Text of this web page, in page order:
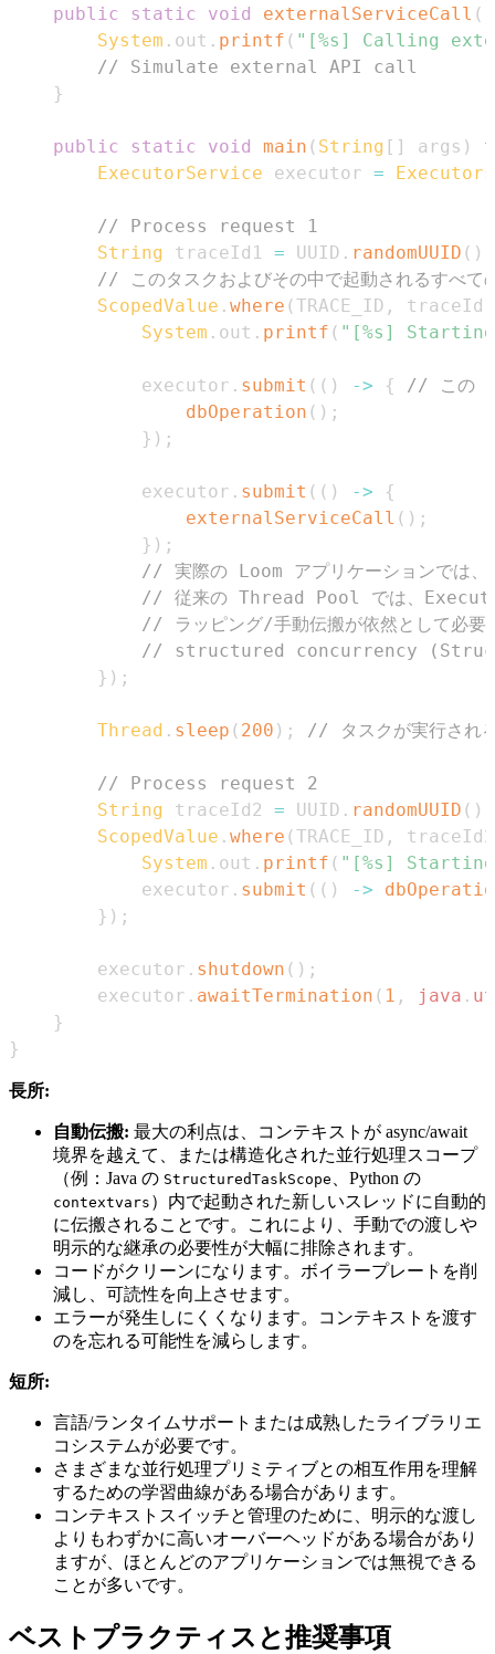
public static void externalServiceCall (
System . out . printf ( "[%s] Calling
// Simulate external API call
}
public static void main ( String [ ] args )
ExecutorService executor = Executors
// Process request 1
String traceId1 = UUID . randomUUID ( )
// このタスクおよびその中で起動されるすべ
ScopedValue . where (TRACE_ID ,
traceId1
System . out . printf ( "[%s] Starting
            executor
. submit ( ( ) -> {
// この
dbOperation ( ) ;
} ) ;
            executor
. submit ( ( ) ->
{
externalServiceCall ( ) ;
} ) ;
// 実際の Loom アプリケーションでは
// 従来の Thread Pool では、
// ラッピング/手動伝搬が依然として必要
// structured concurrency
} ) ;
Thread . sleep ( 200 ) ; // タスクが実行され
// Process request 2
String traceId2 = UUID . randomUUID ( )
ScopedValue . where (TRACE_ID ,
traceId2
System . out . printf ( "[%s] Starting
            executor
. submit ( ( ) ->
} ) ;
        executor
. shutdown ( ) ;
        executor
. awaitTermination ( 1 , java .
}
}
長所:
自動伝搬: 最大の利点は、コンテキストが async/await
境界を越えて、または構造化された並行処理スコープ
（例：Java の StructuredTaskScope 、Python の
contextvars ）内で起動された新しいスレッドに自動的
に伝搬されることです。これにより、手動での渡しや
明示的な継承の必要性が大幅に排除されます。
コードがクリーンになります。ボイラープレートを削
減し、可読性を向上させます。
エラーが発生しにくくなります。コンテキストを渡す
のを忘れる可能性を減らします。
短所:
言語/ランタイムサポートまたは成熟したライブラリエ
コシステムが必要です。
さまざまな並行処理プリミティブとの相互作用を理解
するための学習曲線がある場合があります。
コンテキストスイッチと管理のために、明示的な渡し
よりもわずかに高いオーバーヘッドがある場合があり
ますが、ほとんどのアプリケーションでは無視できる
ことが多いです。
ベストプラクティスと推奨事項